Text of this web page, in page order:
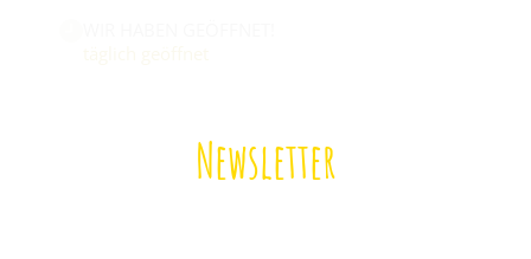
Newsletter